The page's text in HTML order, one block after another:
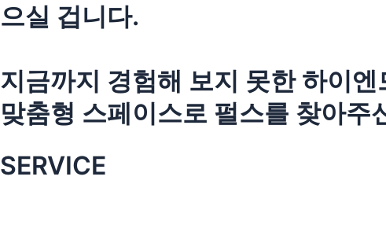
으실 겁니다.
지금까지 경험해 보지 못한 하이
맞춤형 스페이스로 펄스를 찾아
SERVICE